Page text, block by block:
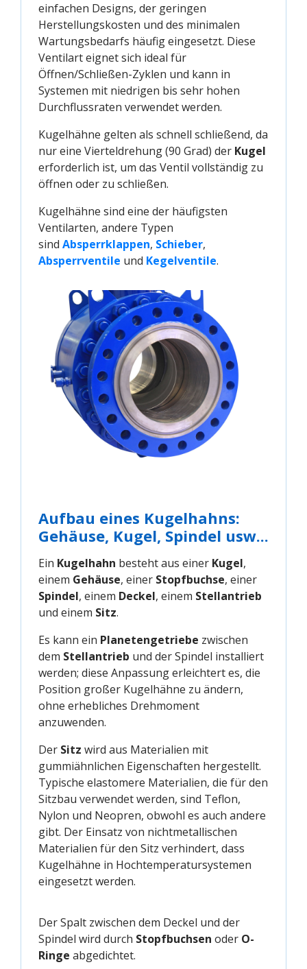
einfachen Designs, der geringen
Herstellungskosten und des minimalen
Wartungsbedarfs häufig eingesetzt. Diese
Ventilart eignet sich ideal für
Öffnen/Schließen-Zyklen und kann in
Systemen mit niedrigen bis sehr hohen
Durchflussraten verwendet werden.
Kugelhähne gelten als schnell schließend, da
nur eine Vierteldrehung (90 Grad) der Kugel
erforderlich ist, um das Ventil vollständig zu
öffnen oder zu schließen.
Kugelhähne sind eine der häufigsten
Ventilarten, andere Typen
sind Absperrklappen, Schieber,
Absperrventile und Kegelventile.
Aufbau eines Kugelhahns:
Gehäuse, Kugel, Spindel usw...
Ein Kugelhahn besteht aus einer Kugel,
einem Gehäuse, einer Stopfbuchse, einer
Spindel, einem Deckel, einem Stellantrieb
und einem Sitz.
Es kann ein Planetengetriebe zwischen
dem Stellantrieb und der Spindel installiert
werden; diese Anpassung erleichtert es, die
Position großer Kugelhähne zu ändern,
ohne erhebliches Drehmoment
anzuwenden.
Der Sitz wird aus Materialien mit
gummiähnlichen Eigenschaften hergestellt.
Typische elastomere Materialien, die für den
Sitzbau verwendet werden, sind Teflon,
Nylon und Neopren, obwohl es auch andere
gibt. Der Einsatz von nichtmetallischen
Materialien für den Sitz verhindert, dass
Kugelhähne in Hochtemperatursystemen
eingesetzt werden.
Der Spalt zwischen dem Deckel und der
Spindel wird durch Stopfbuchsen oder O-
Ringe abgedichtet.